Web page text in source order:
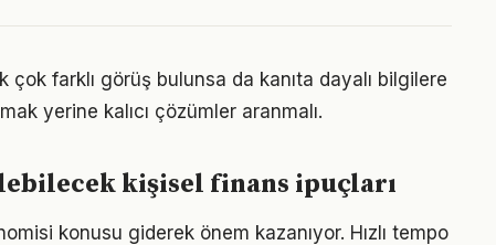
farklı görüş bulunsa da kanıta dayalı bilgilere
yerine kalıcı çözümler aranmalı.
kişisel finans ipuçları
konusu giderek önem kazanıyor. Hızlı tempo